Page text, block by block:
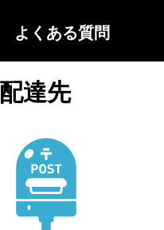
達先